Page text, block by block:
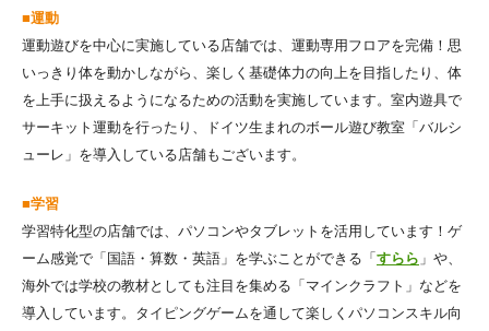
■運動
運動遊びを中心に実施している店舗では、運動専用フロアを完備！思
いっきり体を動かしながら、楽しく基礎体力の向上を目指したり、体
を上手に扱えるようになるための活動を実施しています。室内遊具で
サーキット運動を行ったり、ドイツ生まれのボール遊び教室「バルシ
ューレ」を導入している店舗もございます。
■学習
学習特化型の店舗では、パソコンやタブレットを活用しています！ゲ
ーム感覚で「国語・算数・英語」を学ぶことができる「 すらら 」や、
海外では学校の教材としても注目を集める「マインクラフト」などを
導入しています。タイピングゲームを通して楽しくパソコンスキル向